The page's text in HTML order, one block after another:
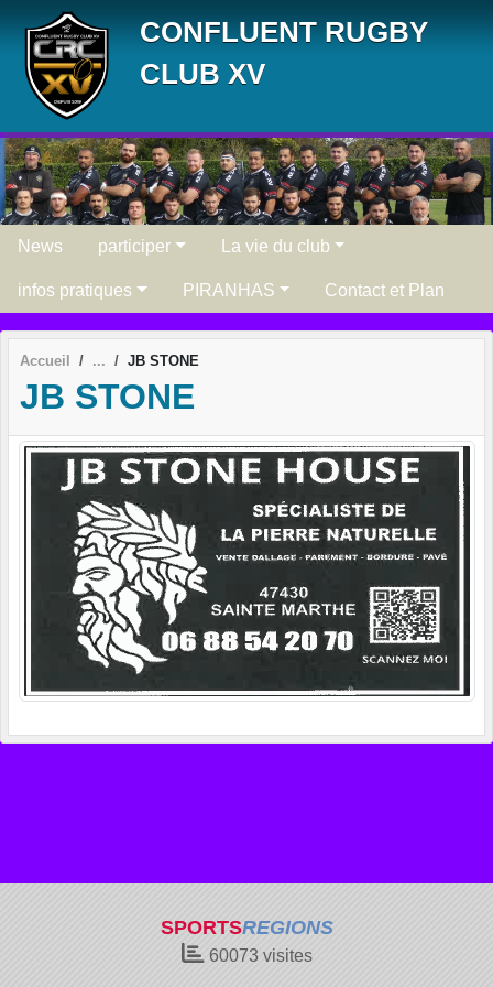
CONFLUENT RUGBY
CLUB XV
News participer La vie du club
infos pratiques PIRANHAS Contact et Plan
Accueil JB STONE
JB STONE
SPORTSREGIONS
60073visites
Panneau de gestion des cookies